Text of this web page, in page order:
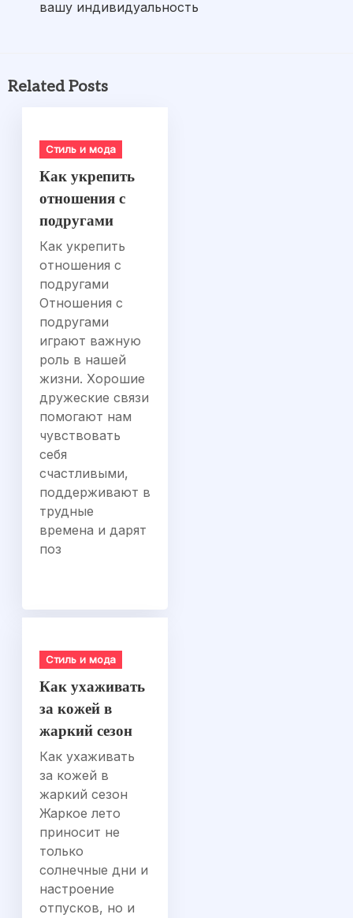
вашу индивидуальность
Related Posts
Стиль и мода
Как укрепить
отношения с
подругами
Как укрепить
отношения с
подругами
Отношения с
подругами
играют важную
роль в нашей
жизни. Хорошие
дружеские связи
помогают нам
чувствовать
себя
счастливыми,
поддерживают в
трудные
времена и дарят
поз
Стиль и мода
Как ухаживать
за кожей в
жаркий сезон
Как ухаживать
за кожей в
жаркий сезон
Жаркое лето
приносит не
только
солнечные дни и
настроение
отпусков, но и